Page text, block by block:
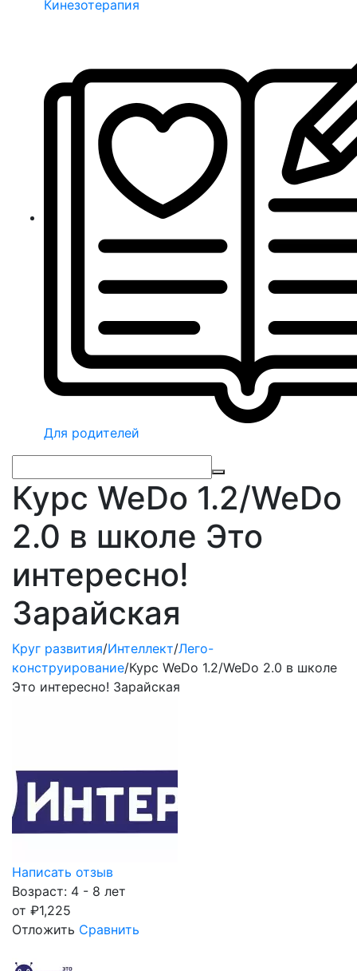
Кинезотерапия
Для родителей
Курс WeDo 1.2/WeDo
2.0 в школе Это
интересно!
Зарайская
Круг развития/Интеллект/Лего-
конструирование/Курс WeDo 1.2/WeDo 2.0 в школе
Это интересно! Зарайская
Написать отзыв
Возраст: 4 - 8 лет
от ₽1,225
Отложить Сравнить